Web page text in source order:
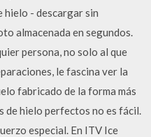
hielo - descargar sin
almacenada en segundos.
persona, no solo al que
le fascina ver la
fabricado de la forma más
de hielo perfectos no es fácil.
especial. En ITV Ice